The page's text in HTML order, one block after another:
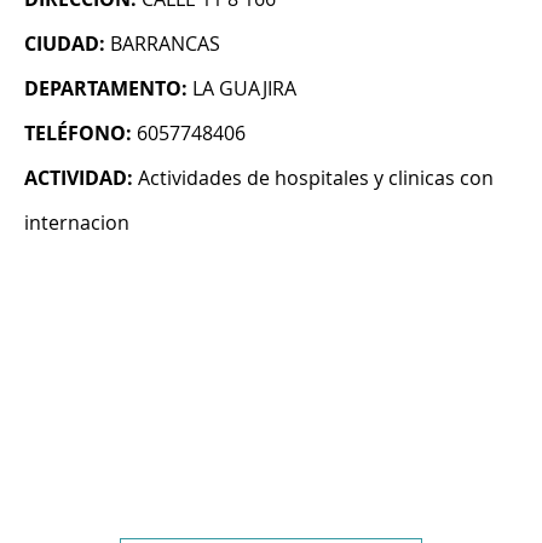
CIUDAD: BARRANCAS
DEPARTAMENTO: LA GUAJIRA
TELÉFONO: 6057748406
ACTIVIDAD: Actividades de hospitales y clinicas con
internacion